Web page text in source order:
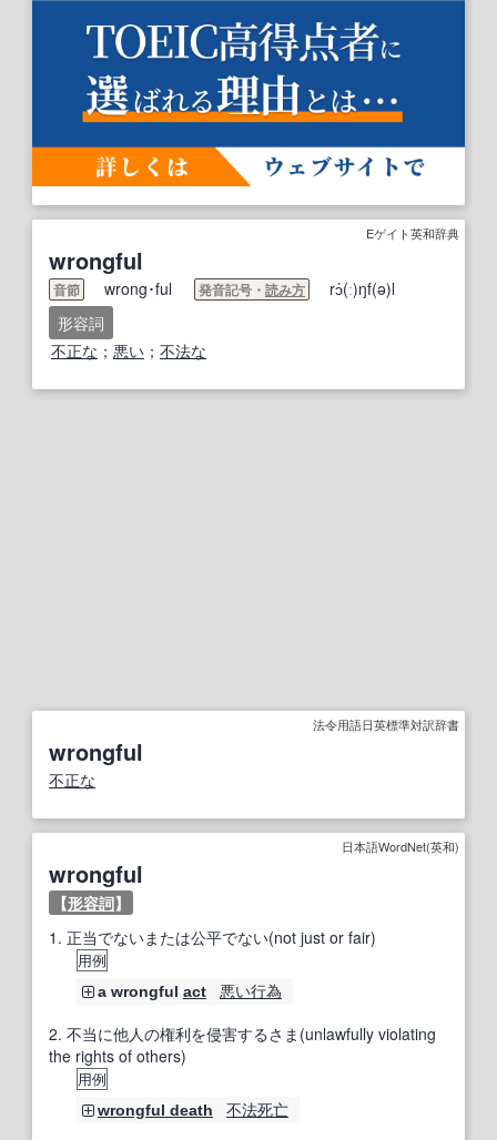
Eゲイト英和辞典
wrongful
音節 wrong･ful 発音記号・ 読み方
rɔ́(ː)ŋf(ə)l
形容詞
不正な ； 悪い ； 不法な
法令用語日英標準対訳辞書
wrongful
不正な
日本語WordNet(英和)
wrongful
【形容詞】
1. 正当でないまたは公平でない(not just or fair)
用例
a wrongful act 悪い行為
2. 不当に他人の権利を侵害するさま(unlawfully violating
the rights of others)
用例
wrongful death 不法死亡